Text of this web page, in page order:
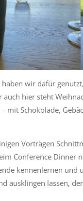
wir dafür
hier steht
mit Schokolade,
Vorträgen
Conference Dinner
kennenlernen und
ausklingen lassen,